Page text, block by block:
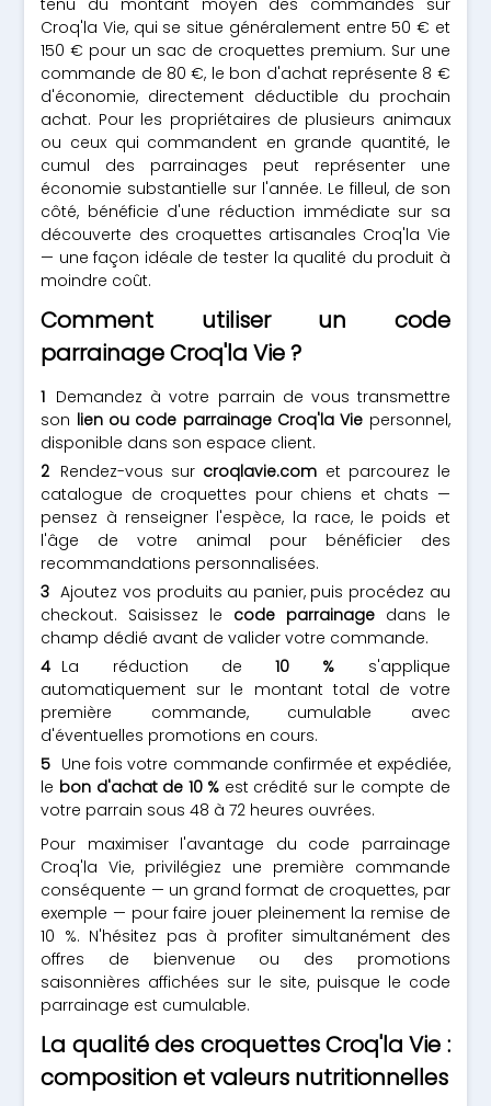
tenu du montant moyen des commandes sur
Croq'la Vie, qui se situe généralement entre 50 € et
150 € pour un sac de croquettes premium. Sur une
commande de 80 €, le bon d'achat représente 8 €
d'économie, directement déductible du prochain
achat. Pour les propriétaires de plusieurs animaux
ou ceux qui commandent en grande quantité, le
cumul des parrainages peut représenter une
économie substantielle sur l'année. Le filleul, de son
côté, bénéficie d'une réduction immédiate sur sa
découverte des croquettes artisanales Croq'la Vie
— une façon idéale de tester la qualité du produit à
moindre coût.
Comment utiliser un code
parrainage Croq'la Vie ?
Demandez à votre parrain de vous transmettre
son lien ou code parrainage Croq'la Vie personnel,
disponible dans son espace client.
Rendez-vous sur croqlavie.com et parcourez le
catalogue de croquettes pour chiens et chats —
pensez à renseigner l'espèce, la race, le poids et
l'âge de votre animal pour bénéficier des
recommandations personnalisées.
Ajoutez vos produits au panier, puis procédez au
checkout. Saisissez le code parrainagedans le
champ dédié avant de valider votre commande.
La réduction de10 % s'applique
automatiquement sur le montant total de votre
première commande, cumulable avec
d'éventuelles promotions en cours.
Une fois votre commande confirmée et expédiée,
le bon d'achat de 10 % est crédité sur le compte de
votre parrain sous 48 à 72 heures ouvrées.
Pour maximiser l'avantage du code parrainage
Croq'la Vie, privilégiez une première commande
conséquente — un grand format de croquettes, par
exemple — pour faire jouer pleinement la remise de
10 %. N'hésitez pas à profiter simultanément des
offres de bienvenue ou des promotions
saisonnières affichées sur le site, puisque le code
parrainage est cumulable.
La qualité des croquettes Croq'la Vie :
composition et valeurs nutritionnelles